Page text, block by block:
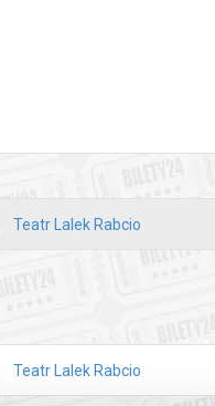
wydarzenia,
Teatr Lalek Rabcio
Teatr Lalek Rabcio